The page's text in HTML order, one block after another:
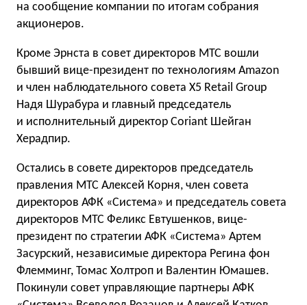
на сообщение компании по итогам собрания
акционеров.
Кроме Эрнста в совет директоров МТС вошли
бывший вице-президент по технологиям Amazon
и член наблюдательного совета X5 Retail Group
Надя Шурабура и главный председатель
и исполнительный директор Coriant Шейган
Херадпир.
Остались в совете директоров председатель
правления МТС Алексей Корня, член совета
директоров АФК «Система» и председатель совета
директоров МТС Феликс Евтушенков, вице-
президент по стратегии АФК «Система» Артем
Засурский, независимые директора Регина фон
Флемминг, Томас Холтроп и Валентин Юмашев.
Покинули совет управляющие партнеры АФК